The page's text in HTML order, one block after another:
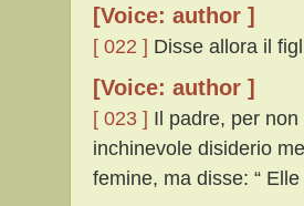
[Voice: author ]
[ 022 ] Disse allora il
[Voice: author ]
[ 023 ] Il padre, per
inchinevole disiderio
femine, ma disse: “